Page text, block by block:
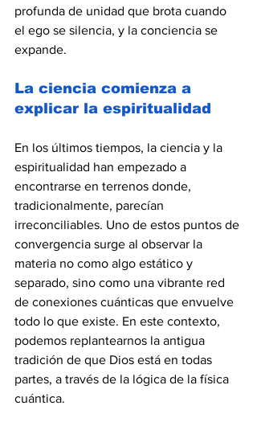
profunda de unidad que brota cuando
el ego se silencia, y la conciencia se
expande.
La ciencia comienza a
explicar la espiritualidad
En los últimos tiempos, la ciencia y la
espiritualidad han empezado a
encontrarse en terrenos donde,
tradicionalmente, parecían
irreconciliables. Uno de estos puntos de
convergencia surge al observar la
materia no como algo estático y
separado, sino como una vibrante red
de conexiones cuánticas que envuelve
todo lo que existe. En este contexto,
podemos replantearnos la antigua
tradición de que Dios está en todas
partes, a través de la lógica de la física
cuántica.